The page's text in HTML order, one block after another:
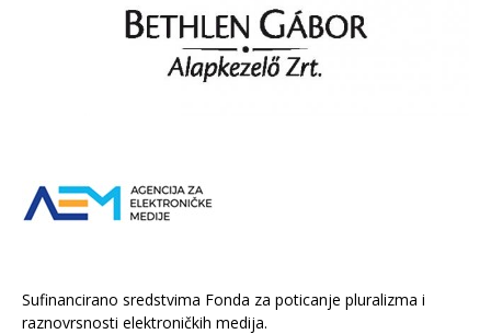
Sufinancirano sredstvima Fonda za poticanje pluralizma i
raznovrsnosti elektroničkih medija.